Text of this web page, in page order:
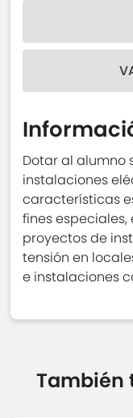
Dotar al alumno
instalaciones
características
fines
proyectos de
tensión en
e instalaciones
También